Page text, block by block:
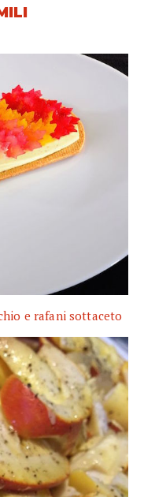
e rafani sottaceto